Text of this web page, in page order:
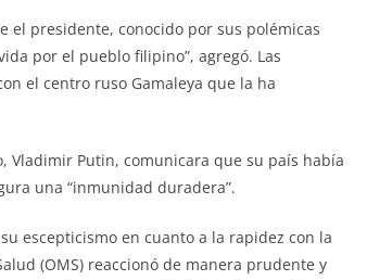
el presidente, conocido por sus polémicas
por el pueblo filipino”, agregó. Las
el centro ruso Gamaleya que la ha
Vladimir Putin, comunicara que su país había
una “inmunidad duradera”.
escepticismo en cuanto a la rapidez con la
(OMS) reaccionó de manera prudente y